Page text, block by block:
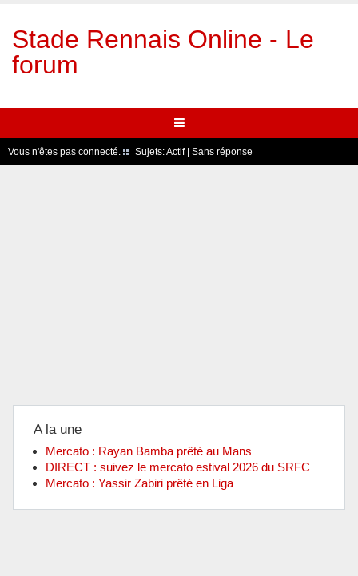
Stade Rennais Online - Le
forum
Vous n'êtes pas connecté. Sujets:Actif| Sans réponse
A la une
Mercato : Rayan Bamba prêté au Mans
DIRECT : suivez le mercato estival 2026 du SRFC
Mercato : Yassir Zabiri prêté en Liga